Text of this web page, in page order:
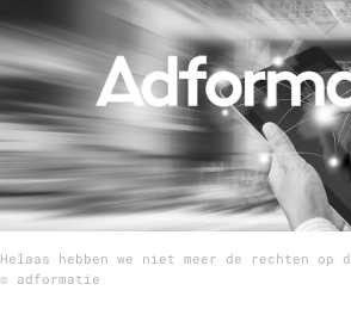
Menu
Home
9 sept: GenAI-training
12 nov: MarketingLive!
Adverteren
Helaas hebben we niet meer de rechten
© adformatie